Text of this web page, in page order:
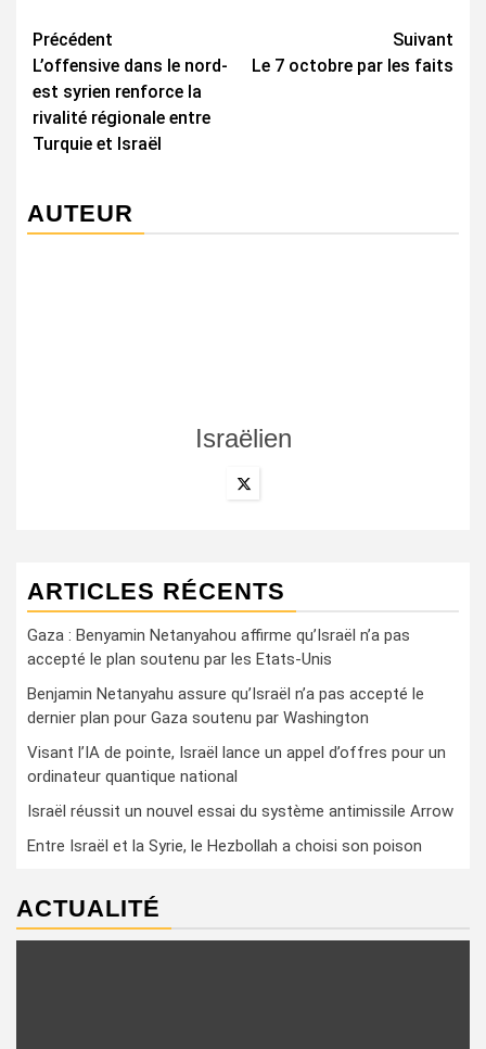
Navigation
d’article
Précédent
L’offensive dans le nord-
est syrien renforce la
rivalité régionale entre
Turquie et Israël
Suivant
Le 7 octobre par les faits
AUTEUR
Israëlien
ARTICLES RÉCENTS
Gaza : Benyamin Netanyahou affirme qu’Israël n’a pas
accepté le plan soutenu par les Etats-Unis
Benjamin Netanyahu assure qu’Israël n’a pas accepté le
dernier plan pour Gaza soutenu par Washington
Visant l’IA de pointe, Israël lance un appel d’offres pour un
ordinateur quantique national
Israël réussit un nouvel essai du système antimissile Arrow
Entre Israël et la Syrie, le Hezbollah a choisi son poison
ACTUALITÉ